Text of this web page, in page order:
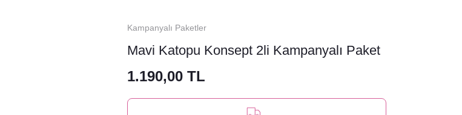
Kampanyalı Paketler
Mavi Katopu Konsept 2li Kampanyalı Paket
1.190,00 TL